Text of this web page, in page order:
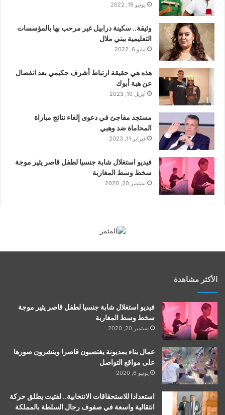
يونيو 19, 2022
وثيقة.. سكينة درابيل غير مرحب بها بالمؤسسات
التعليمية ببني ملال
مايو 6, 2022
هذه هي حقيقة ارتباط أشرف حكيمي بعد انفصال
عن هبة أبوك
أبريل 10, 2023
مستجد مفاجئ في دعوى إلغاء نتائج مباراة
المحاماة ضد وهبي
فبراير 11, 2023
فيديو استغلال شابة جنسيا لطفل قاصر يثير موجة
سخط وسط المغاربة
سبتمبر 20, 2020
الأكثر مشاهدة
فيديو استغلال شابة جنسيا لطفل قاصر يثير موجة
سخط وسط المغاربة
سبتمبر 20, 2020
عمال بناء بمديونة يغتصبون قاصرا وينشرون صورها
على مواقع التواصل
يونيو 6, 2020
استعدادا للاستحقاقات الانتخابية.. لفتيت يطلق حركة
انتقالية واسعة في صفوف رجال السلطة بالمملكة